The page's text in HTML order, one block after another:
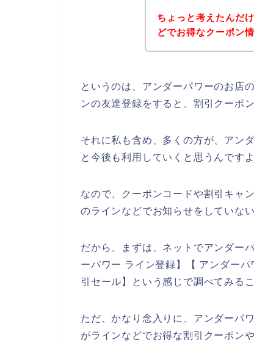
ちょっと考えたんだ
どでお得なクーポン
というのは、アンダーパワーのお店
ンの友達登録をすると、割引クーポ
それに私も含め、多くの方が、アン
と今後も利用していくと思うんです
なので、クーポンコードや割引キャ
のラインなどでお知らせをしていな
だから、まずは、ネットでアンダー
ーパワー ライン登録】【 アンダー
引セール】という感じで調べてみる
ただ、かなり念入りに、アンダーパ
がラインなどでお得な割引クーポン